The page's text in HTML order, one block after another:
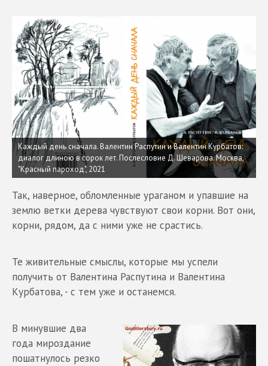
Каждый день сначала. Валентин Распутин и Валентин Курбатов:
диалог длиною в сорок лет. Послесловие Д. Шеварова. Москва,
"Красный пароход", 2021
Так, наверное, обломленные ураганом и упавшие на
землю ветки дерева чувствуют свои корни. Вот они,
корни, рядом, да с ними уже не срастись.
Те живительные смыслы, которые мы успели
получить от Валентина Распутина и Валентина
Курбатова, - с тем уже и останемся.
В минувшие два
года мироздание
пошатнулось резко